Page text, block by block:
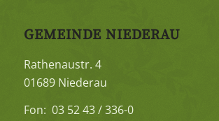
GEMEINDE NIEDERAU
Rathenaustr. 4
01689 Niederau
Fon: 03 52 43 / 336-0